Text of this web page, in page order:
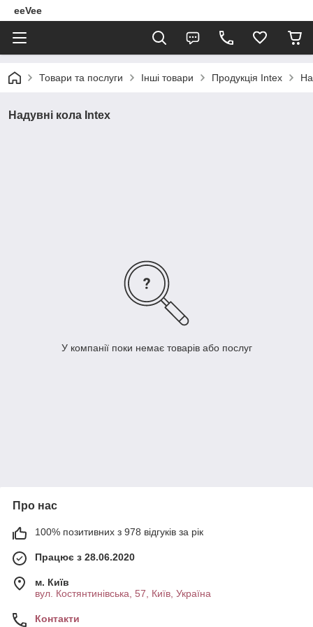
eeVee
Товари та послуги Інші товари Продукція Intex
Надувні кола Intex
У компанії поки немає товарів або послуг
Про нас
100% позитивних з 978 відгуків за рік
Працює з 28.06.2020
м. Київ
вул. Костянтинівська, 57, Київ, Україна
Контакти